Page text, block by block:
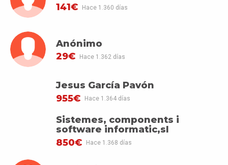
141€ Hace 1.360 días
Anónimo
29€
Hace 1.362 días
Jesus García Pavón
955€
Hace 1.364 días
Sistemes, components i
software informatic,sl
850€
Hace 1.368 días